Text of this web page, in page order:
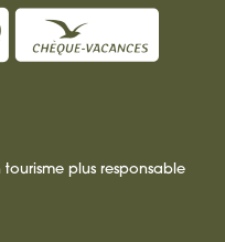
plus responsable